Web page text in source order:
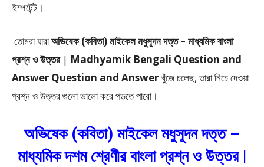
ইম্পর্টেন্ট।
তোমরা যারাঅভিষেক (কবিতা) মাইকেল মধুসূদন দত্ত – মাধ্যমিক বাংলা
প্রশ্ন ও উত্তর| Madhyamik Bengali Question and
Answer Question and Answerখুঁজে চলেছ, তারা নিচে দেওয়া
প্রশ্ন ও উত্তর গুলো ভালো করে পড়তে পারো।
অভিষেক (কবিতা) মাইকেল মধুসূদন দত্ত –
মাধ্যমিক দশম শ্রেণীর বাংলা প্রশ্ন ও উত্তর |